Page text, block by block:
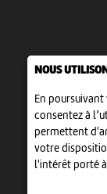
NOUS
En
consentez à
permettent
votre
l'intérêt porté